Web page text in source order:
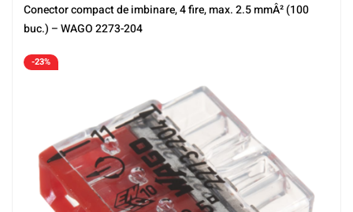
Conector compact de imbinare, 4 fire, max. 2.5 mmÂ² (100
buc.) – WAGO 2273-204
-23%